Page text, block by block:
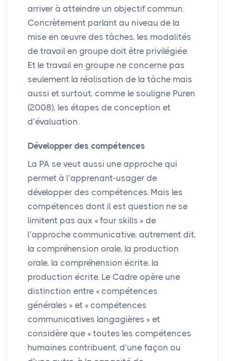
arriver à atteindre un objectif commun.
Concrètement parlant au niveau de la
mise en œuvre des tâches, les modalités
de travail en groupe doit être privilégiée.
Et le travail en groupe ne concerne pas
seulement la réalisation de la tâche mais
aussi et surtout, comme le souligne Puren
(2008), les étapes de conception et
d’évaluation.
Développer des compétences
La PA se veut aussi une approche qui
permet à l’apprenant-usager de
développer des compétences. Mais les
compétences dont il est question ne se
limitent pas aux « four skills » de
l’approche communicative, autrement dit,
la compréhension orale, la production
orale, la compréhension écrite, la
production écrite. Le Cadre opère une
distinction entre « compétences
générales » et « compétences
communicatives langagières » et
considère que « toutes les compétences
humaines contribuent, d’une façon ou